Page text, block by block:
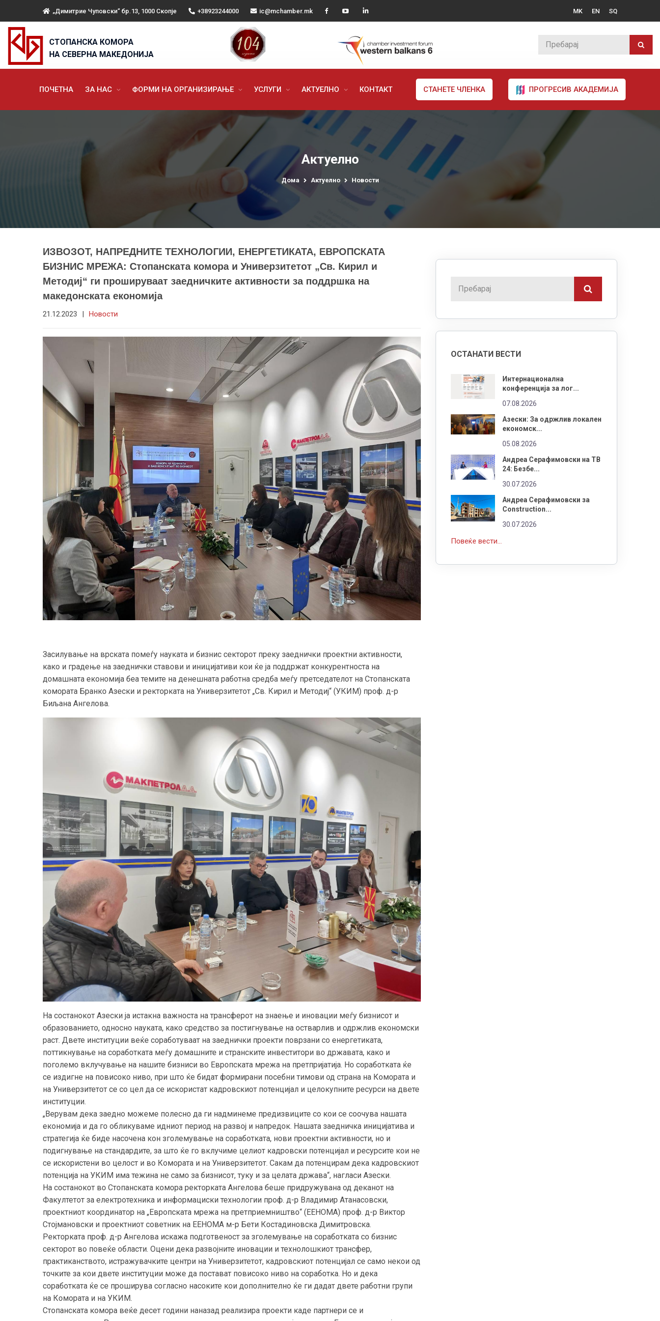
„Димитрие Чуповски“ бр.13, 1000 Скопје +38923244000 ic@mchamber.mk MK EN SQ
СТОПАНСКА КОМОРА
НА СЕВЕРНА МАКЕДОНИЈА
ПОЧЕТНА ЗА НАС ФОРМИ НА ОРГАНИЗИРАЊЕ УСЛУГИ АКТУЕЛНО КОНТАКТ СТАНЕТЕ ЧЛЕНКА ПРОГРЕСИВ АКАДЕМИЈА
Актуелно
Дома Актуелно Новости
ИЗВОЗОТ, НАПРЕДНИТЕ ТЕХНОЛОГИИ, ЕНЕРГЕТИКАТА, ЕВРОПСКАТА
БИЗНИС МРЕЖА: Стопанската комора и Универзитетот „Св. Кирил и
Методиј“ ги прошируваат заедничките активности за поддршка на
македонската економија
21.12.2023 | Новости
Засилување на врската помеѓу науката и бизнис секторот преку заеднички проектни активности,
како и градење на заеднички ставови и иницијативи кои ќе ја поддржат конкурентноста на
домашната економија беа темите на денешната работна средба меѓу претседателот на Стопанската
комората Бранко Азески и ректорката на Универзитетот „Св. Кирил и Методиј“ (УКИМ) проф. д-р
Биљана Ангелова.
На состанокот Азески ја истакна важноста на трансферот на знаење и иновации меѓу бизнисот и
образованието, односно науката, како средство за постигнување на остварлив и одржлив економски
раст. Двете институции веќе соработуваат на заеднички проекти поврзани со енергетиката,
поттикнување на соработката меѓу домашните и странските инвеститори во државата, како и
поголемо вклучување на нашите бизниси во Европската мрежа на претпријатија. Но соработката ќе
се издигне на повисоко ниво, при што ќе бидат формирани посебни тимови од страна на Комората и
на Универзитетот се со цел да се искористат кадровскиот потенцијал и целокупните ресурси на двете
институции.
„Верувам дека заедно можеме полесно да ги надминеме предизвиците со кои се соочува нашата
економија и да го обликуваме идниот период на развој и напредок. Нашата заедничка иницијатива и
стратегија ќе биде насочена кон зголемување на соработката, нови проектни активности, но и
подигнување на стандардите, за што ќе го вклучиме целиот кадровски потенцијал и ресурсите кои не
се искористени во целост и во Комората и на Универзитетот. Сакам да потенцирам дека кадровскиот
потенција на УКИМ има тежина не само за бизнисот, туку и за целата држава“, нагласи Азески.
На состанокот во Стопанската комора ректорката Ангелова беше придружувана од деканот на
Факултетот за електротехника и информациски технологии проф. д-р Владимир Атанасовски,
проектниот координатор на „Европската мрежа на претприемништво“ (ЕЕНОМА) проф. д-р Виктор
Стојмановски и проектниот советник на ЕЕНОМА м-р Бети Костадиновска Димитровска.
Ректорката проф. д-р Ангелова искажа подготвеност за зголемување на соработката со бизнис
секторот во повеќе области. Оцени дека развојните иновации и технолошкиот трансфер,
практиканството, истражувачките центри на Универзитетот, кадровскиот потенцијал се само некои од
точките за кои двете институции може да постават повисоко ниво на соработка. Но и дека
соработката ќе се проширува согласно насоките кои дополнително ќе ги дадат двете работни групи
на Комората и на УКИМ.
Стопанската комора веќе десет години наназад реализира проекти каде партнери се и
ОСТАНАТИ ВЕСТИ
Интернационална
конференција за лог...
07.08.2026
Азески: За одржлив локален
економск...
05.08.2026
Андреа Серафимовски на ТВ
24: Безбе...
30.07.2026
Андреа Серафимовски за
Construction...
30.07.2026
Повеќе вести...